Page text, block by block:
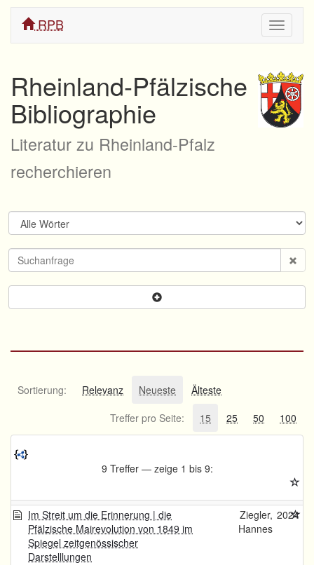
ein/
RPB
Rheinland-Pfälzische
Bibliographie
Literatur zu Rheinland-Pfalz
recherchieren
Sortierung: Relevanz Neueste
Älteste
Treffer pro Seite:
15 25 50 100
9 Treffer — zeige 1 bis 9:
Im Streit um die Erinnerung | die
Pfälzische Mairevolution von 1849 im
Spiegel zeitgenössischer
Darstelllungen
Ziegler,
Hannes
2024